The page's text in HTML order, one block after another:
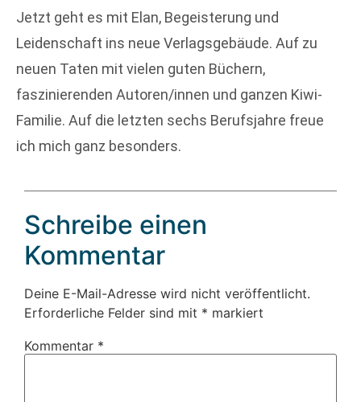
Jetzt geht es mit Elan, Begeisterung und
Leidenschaft ins neue Verlagsgebäude. Auf zu
neuen Taten mit vielen guten Büchern,
faszinierenden Autoren/innen und ganzen Kiwi-
Familie. Auf die letzten sechs Berufsjahre freue
ich mich ganz besonders.
Schreibe einen
Kommentar
Deine E-Mail-Adresse wird nicht veröffentlicht.
Erforderliche Felder sind mit * markiert
Kommentar *